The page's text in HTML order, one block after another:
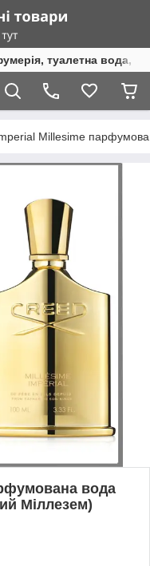
туалетна вода,
Millesime
вода
Міллезем)